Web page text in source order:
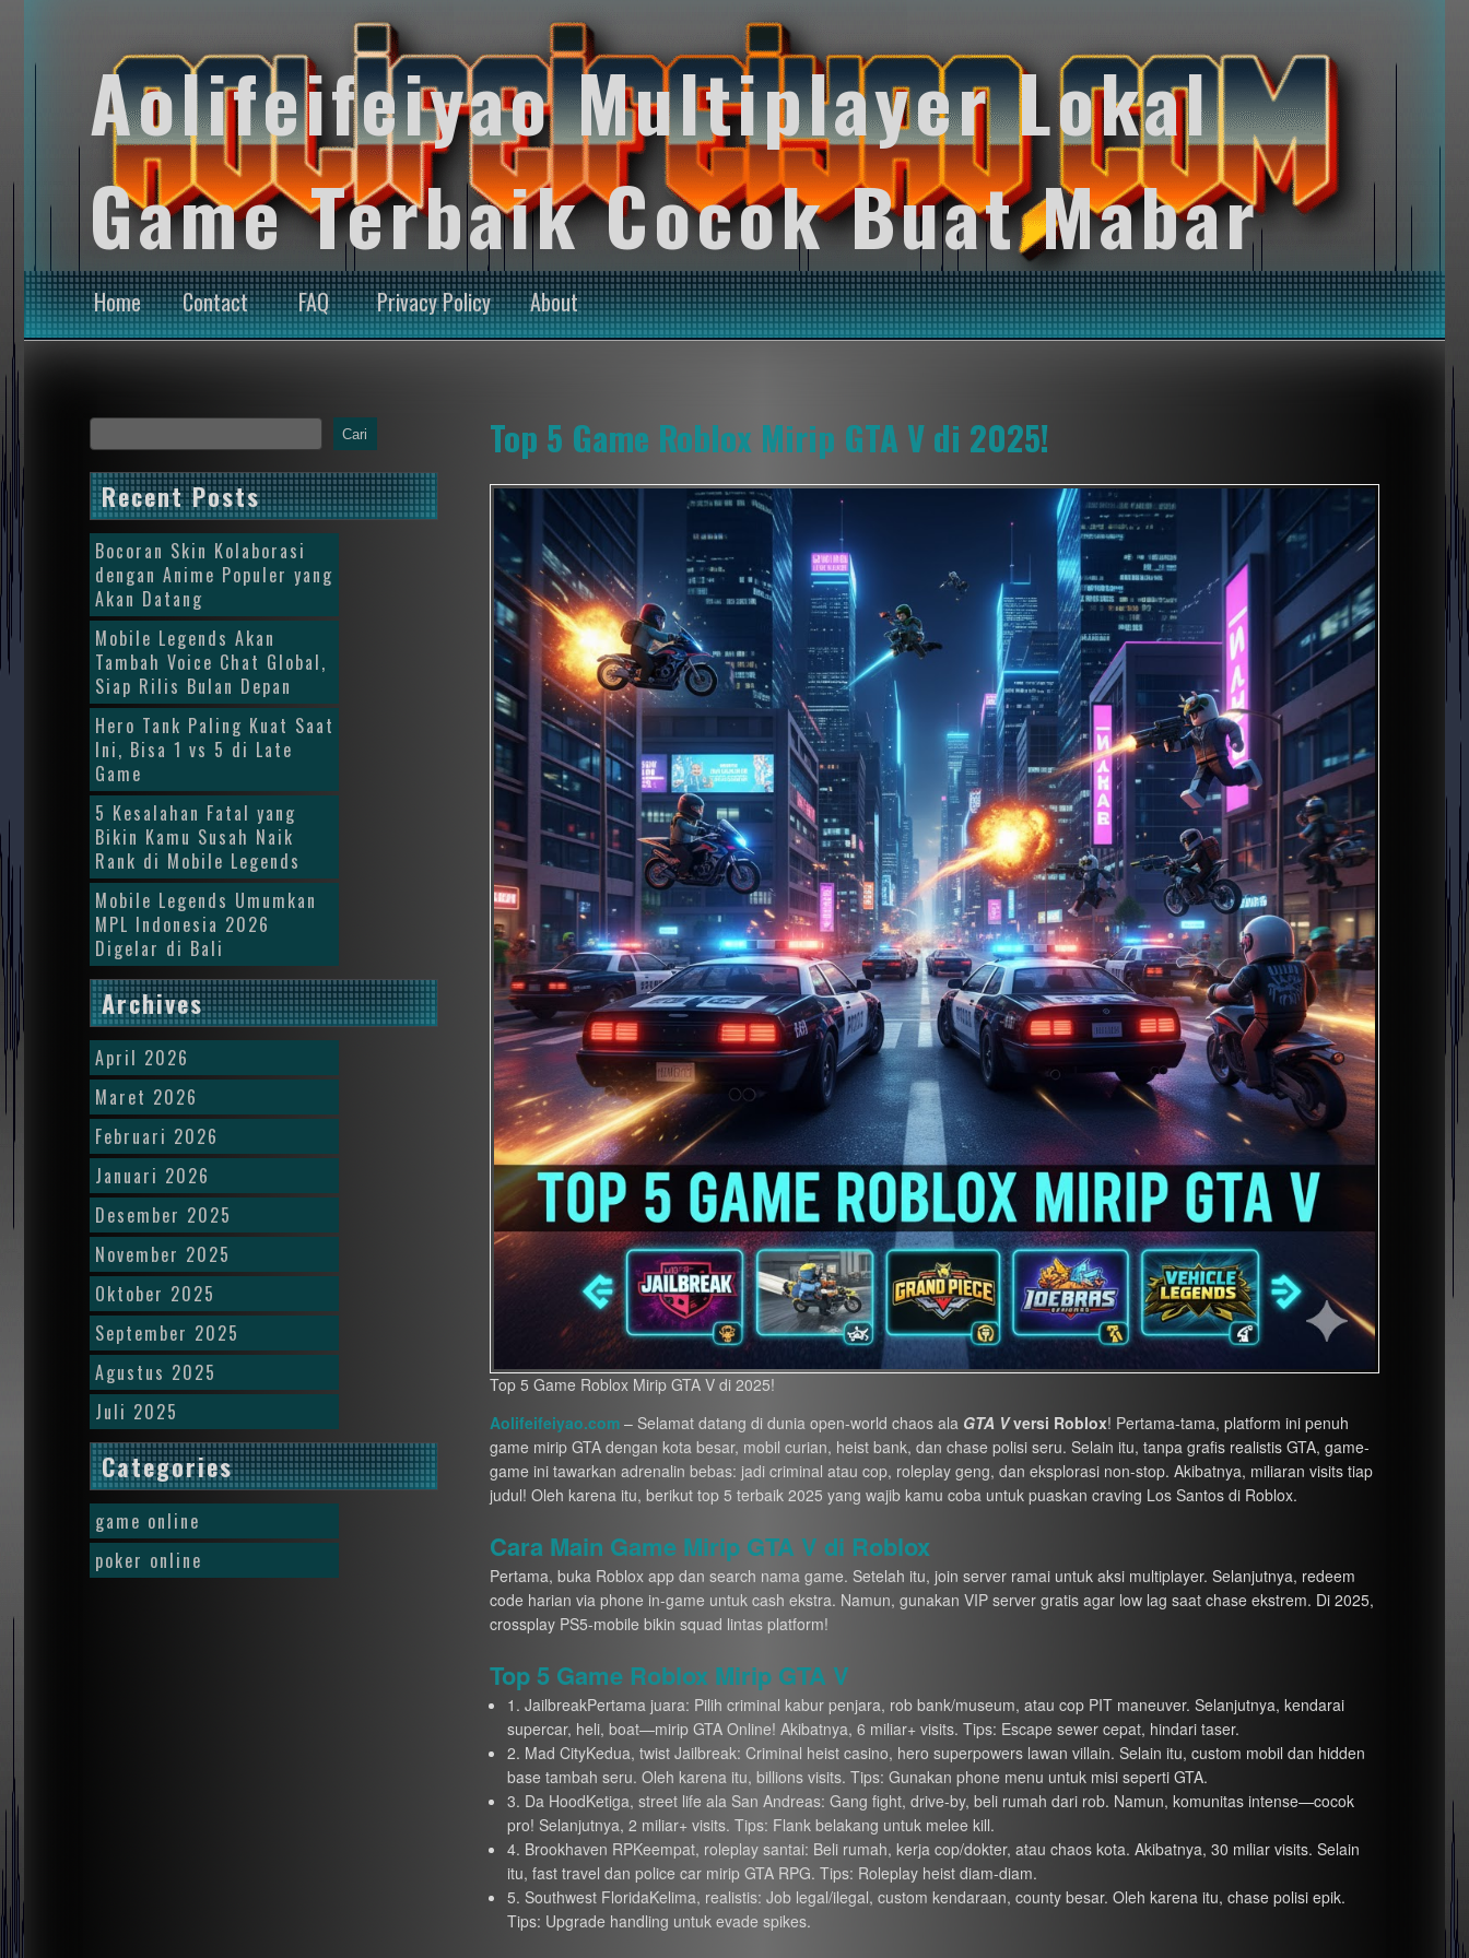
Aolifeifeiyao Multiplayer Lokal
Game Terbaik Cocok Buat Mabar
Home Contact FAQ Privacy Policy About
Top 5 Game Roblox Mirip GTA V di 2025!
Top 5 Game Roblox Mirip GTA V di 2025!
Aolifeifeiyao.com– Selamat datang di dunia open-world chaos ala GTA Vversi Roblox! Pertama-tama, platform ini penuh
game mirip GTA dengan kota besar, mobil curian, heist bank, dan chase polisi seru. Selain itu, tanpa grafis realistis GTA, game-
game ini tawarkan adrenalin bebas: jadi criminal atau cop, roleplay geng, dan eksplorasi non-stop. Akibatnya, miliaran visits tiap
judul! Oleh karena itu, berikut top 5 terbaik 2025 yang wajib kamu coba untuk puaskan craving Los Santos di Roblox.
Cara Main Game Mirip GTA V di Roblox
Pertama, buka Roblox app dan search nama game. Setelah itu, join server ramai untuk aksi multiplayer. Selanjutnya, redeem
code harian via phone in-game untuk cash ekstra. Namun, gunakan VIP server gratis agar low lag saat chase ekstrem. Di 2025,
crossplay PS5-mobile bikin squad lintas platform!
Top 5 Game Roblox Mirip GTA V
1. JailbreakPertama juara: Pilih criminal kabur penjara, rob bank/museum, atau cop PIT maneuver. Selanjutnya, kendarai
supercar, heli, boat—mirip GTA Online! Akibatnya, 6 miliar+ visits. Tips: Escape sewer cepat, hindari taser.
2. Mad CityKedua, twist Jailbreak: Criminal heist casino, hero superpowers lawan villain. Selain itu, custom mobil dan hidden
base tambah seru. Oleh karena itu, billions visits. Tips: Gunakan phone menu untuk misi seperti GTA.
3. Da HoodKetiga, street life ala San Andreas: Gang fight, drive-by, beli rumah dari rob. Namun, komunitas intense—cocok
pro! Selanjutnya, 2 miliar+ visits. Tips: Flank belakang untuk melee kill.
4. Brookhaven RPKeempat, roleplay santai: Beli rumah, kerja cop/dokter, atau chaos kota. Akibatnya, 30 miliar visits. Selain
itu, fast travel dan police car mirip GTA RPG. Tips: Roleplay heist diam-diam.
5. Southwest FloridaKelima, realistis: Job legal/ilegal, custom kendaraan, county besar. Oleh karena itu, chase polisi epik.
Tips: Upgrade handling untuk evade spikes.
Cari
Recent Posts
Bocoran Skin Kolaborasi
dengan Anime Populer yang
Akan Datang
Mobile Legends Akan
Tambah Voice Chat Global,
Siap Rilis Bulan Depan
Hero Tank Paling Kuat Saat
Ini, Bisa 1 vs 5 di Late
Game
5 Kesalahan Fatal yang
Bikin Kamu Susah Naik
Rank di Mobile Legends
Mobile Legends Umumkan
MPL Indonesia 2026
Digelar di Bali
Archives
April 2026
Maret 2026
Februari 2026
Januari 2026
Desember 2025
November 2025
Oktober 2025
September 2025
Agustus 2025
Juli 2025
Categories
game online
poker online